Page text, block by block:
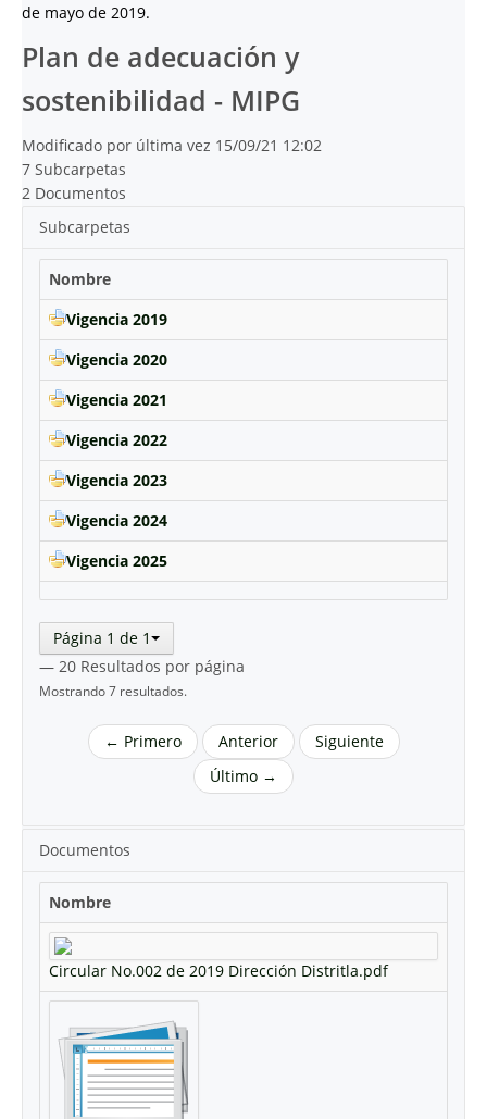
de mayo de 2019.
Plan de adecuación y
sostenibilidad - MIPG
Modificado por última vez 15/09/21 12:02
7 Subcarpetas
2 Documentos
Subcarpetas
Nombre
Vigencia 2019
Vigencia 2020
Vigencia 2021
Vigencia 2022
Vigencia 2023
Vigencia 2024
Vigencia 2025
Página 1 de 1
— 20 Resultados por página
Mostrando 7 resultados.
← Primero Anterior
Siguiente
Último →
Documentos
Nombre
Circular No.002 de 2019 Dirección Distritla.pdf